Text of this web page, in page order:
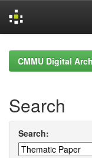
navigationCMMU Digital
Search
Search: